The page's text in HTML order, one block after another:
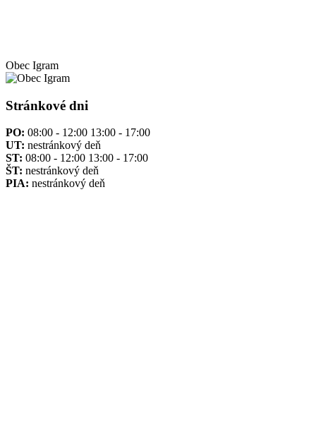
Obec Igram
Stránkové dni
PO: 08:00 - 12:00 13:00 - 17:00
UT: nestránkový deň
ST: 08:00 - 12:00 13:00 - 17:00
ŠT: nestránkový deň
PIA: nestránkový deň